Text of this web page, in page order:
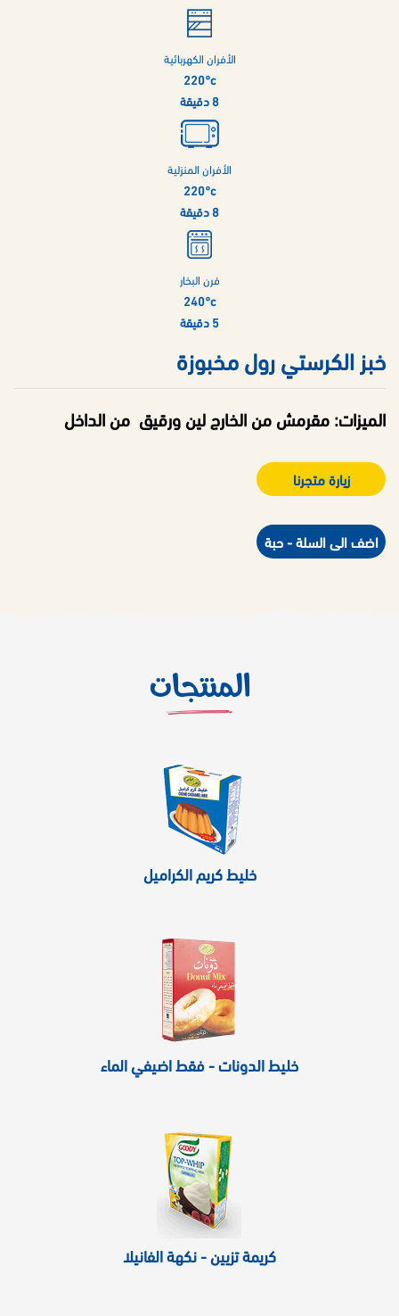
الأفران الكهربائية
220°c
8 دقيقة
الأفران المنزلية
220°c
8 دقيقة
فرن البخار
240°c
5 دقيقة
خبز الكرستي رول مخبوزة
الميزات: مقرمش من الخارج لين ورقيق من الداخل
زيارة متجرنا
اضف الى السلة - حبة
المنتجات
خليط كريم الكراميل
خليط الدونات - فقط اضيفي الماء
كريمة تزيين - نكهة الفانيلا